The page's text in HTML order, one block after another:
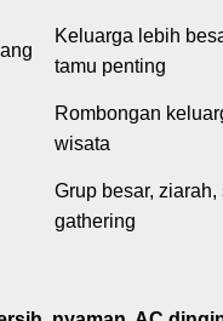
Keluarga lebih
tamu penting
Rombongan
wisata
Grup besar, ziarah,
gathering